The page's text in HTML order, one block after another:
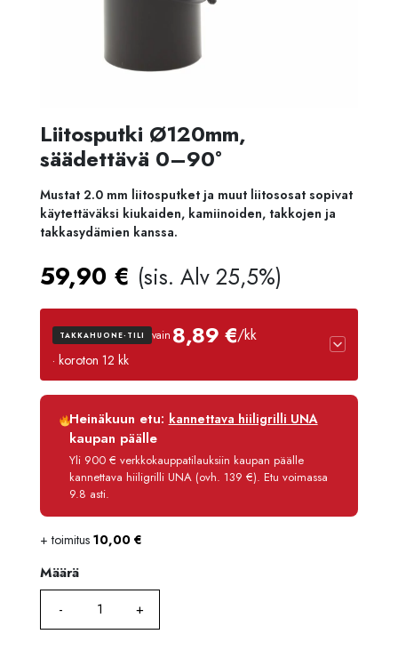
Liitosputki Ø120mm,
säädettävä 0–90°
Mustat 2.0 mm liitosputket ja muut liitososat sopivat
käytettäväksi kiukaiden, kamiinoiden, takkojen ja
takkasydämien kanssa.
59,90 € (sis. Alv 25,5%)
TAKKAHUONE-TILI vain 8,89 €/kk
· koroton 12 kk
Luottoaika
12 kk
Korko
Käsittelymaksu
3,90 €/kk
Maksettava yhteensä
106,70 €
Heinäkuun etu: kannettava hiiligrilli UNA
kaupan päälle
Yli 900 € verkkokauppatilauksiin kaupan päälle
kannettava hiiligrilli UNA (ovh. 139 €). Etu voimassa
9.8 asti.
+ toimitus 10,00 €
Määrä
Määrä